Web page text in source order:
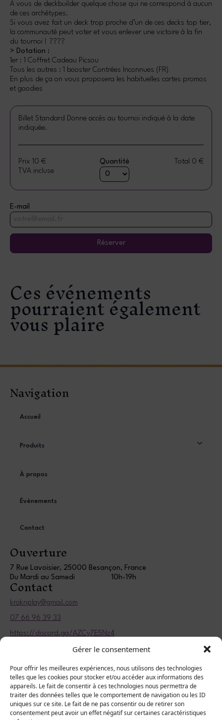
Gérer le consentement
Pour offrir les meilleures expériences, nous utilisons des technologies
telles que les cookies pour stocker et/ou accéder aux informations des
appareils. Le fait de consentir à ces technologies nous permettra de
traiter des données telles que le comportement de navigation ou les ID
uniques sur ce site. Le fait de ne pas consentir ou de retirer son
consentement peut avoir un effet négatif sur certaines caractéristiques
A vous de deckbuilder quelque chose qui ne correspond à aucun
de ces archétypes.
Si vous avez fait un deck trop proche d’un de ces decks top tier,
la communauté peut voter et vous enlever une victoire à la fin
du tournoi ! ????
> Dotation :
1er : 1 Coffret Cadeau Picsou
Tous les autres : 1 booster Contrées Inconnues (FR)
En plus de ça on vous proposera les habituelles cartes promos
et goodies
Billet Standard Donne accès au tournoi indiqué à la date
indiquée.
Prix 10 €
TVA incluse
Quantité Total 0 €
E-mail
Réserver
Ces événements
pourraient également
vous plaire
Navigation
Accueil
Produits
À propos
Évènements
Contact
Ouverture
7 Rue Lavoisier, 25000 Besançon, France
Du Mardi au Samedi
10h-19h
Contact
kraknplay@gmail.com
07 66 96 39 33
https://discord.gg/AZCy7E5Nz4
Informations légales
Politique de confidentialité
Mentions légales